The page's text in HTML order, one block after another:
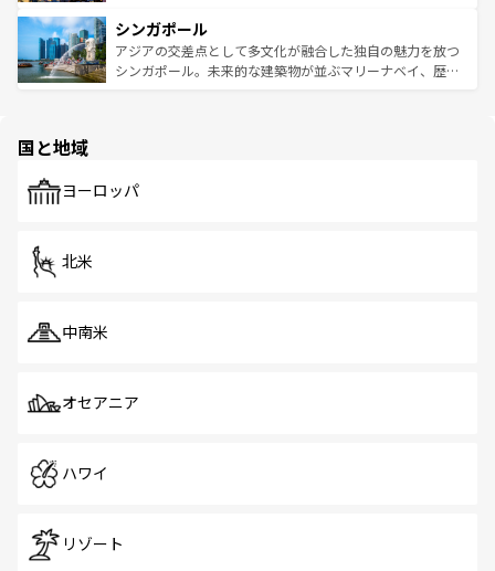
参照してほしい。
激する。気候は一年中温暖で、どの季節にも異なる楽しみ
が待っている。親しみやすいタイの人々、仏教を中心とし
た文化、そして多様な観光資源が、訪れる旅人を魅了し続
み、どこを訪れても感動するはず。観光スポットが密集し
ており、効率よく見どころを回れるのも魅力。息をのむよ
うな絶景から文化的な体験まで、香港を存分に楽しみ尽く
シンガポール
アジアの交差点として多文化が融合した独自の魅力を放つ
シンガポール。未来的な建築物が並ぶマリーナベイ、歴史
で、ホーカーズは地元の風情を楽しめる外せないスポット
国と地域
ヨーロッパ
北米
中南米
オセアニア
ハワイ
リゾート